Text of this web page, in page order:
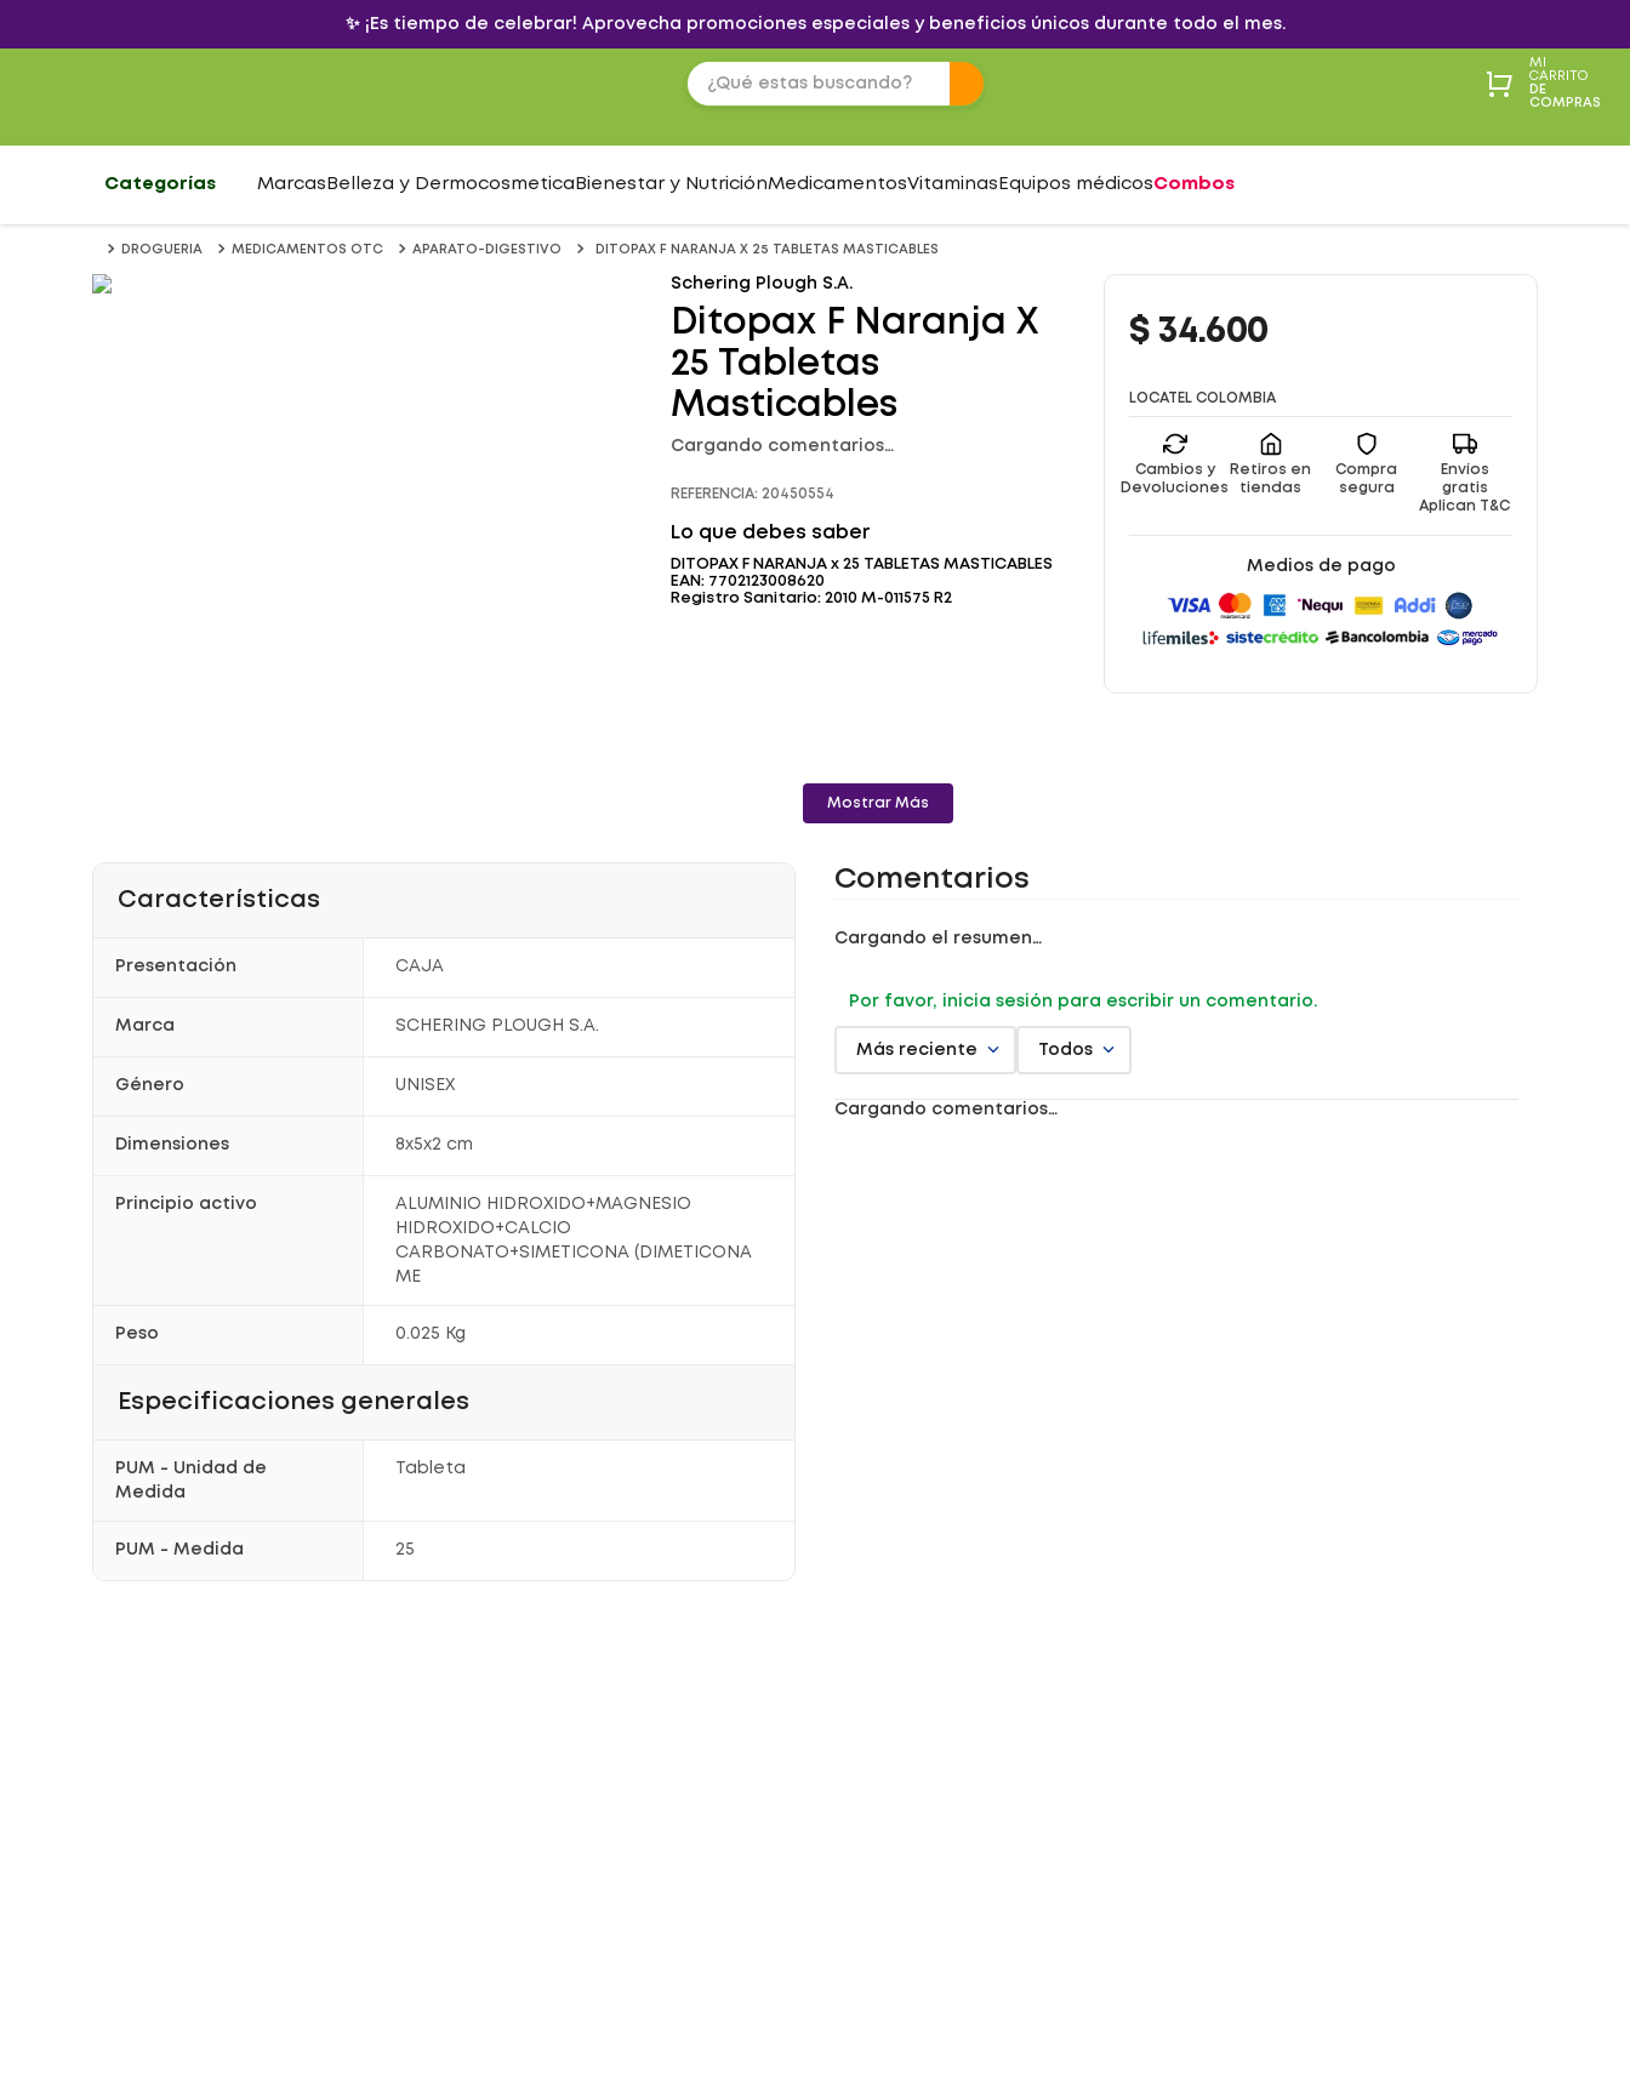
✨ ¡Es tiempo de celebrar! Aprovecha promociones especiales y beneficios únicos durante todo el mes.
MI
CARRITO
DE
COMPRAS
Categorías Marcas Belleza y Dermocosmetica Bienestar y NutriciónMedicamentosVitaminas Equipos médicosCombos
DROGUERIA MEDICAMENTOS OTC APARATO-DIGESTIVO DITOPAX F NARANJA X 25 TABLETAS MASTICABLES
Schering Plough S.A.
Ditopax F Naranja X
25 Tabletas
Masticables
Cargando comentarios…
REFERENCIA: 20450554
Lo que debes saber
DITOPAX F NARANJA x 25 TABLETAS MASTICABLES
EAN: 7702123008620
Registro Sanitario: 2010 M-011575 R2
Mostrar Más
$ 34.600
LOCATEL COLOMBIA
Cambios y
Devoluciones
Retiros en
tiendas
Compra
segura
Envíos
gratis
Aplican T&C
Medios de pago
Características
Presentación CAJA
Marca SCHERING PLOUGH S.A.
Género UNISEX
Dimensiones 8x5x2 cm
Principio activo
ALUMINIO HIDROXIDO+MAGNESIO
HIDROXIDO+CALCIO
CARBONATO+SIMETICONA (DIMETICONA
ME
Peso 0.025 Kg
Especificaciones generales
PUM - Unidad de
Medida
Tableta
PUM - Medida 25
Comentarios
Cargando el resumen…
Por favor, inicia sesión para escribir un comentario.
Más reciente Todos
Cargando comentarios…